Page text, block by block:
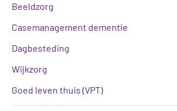
Beeldzorg
Casemanagement dementie
Dagbesteding
Wijkzorg
Goed leven thuis (VPT)